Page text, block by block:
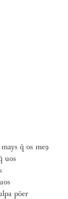
q̄ os meꝯ
uos
pōer